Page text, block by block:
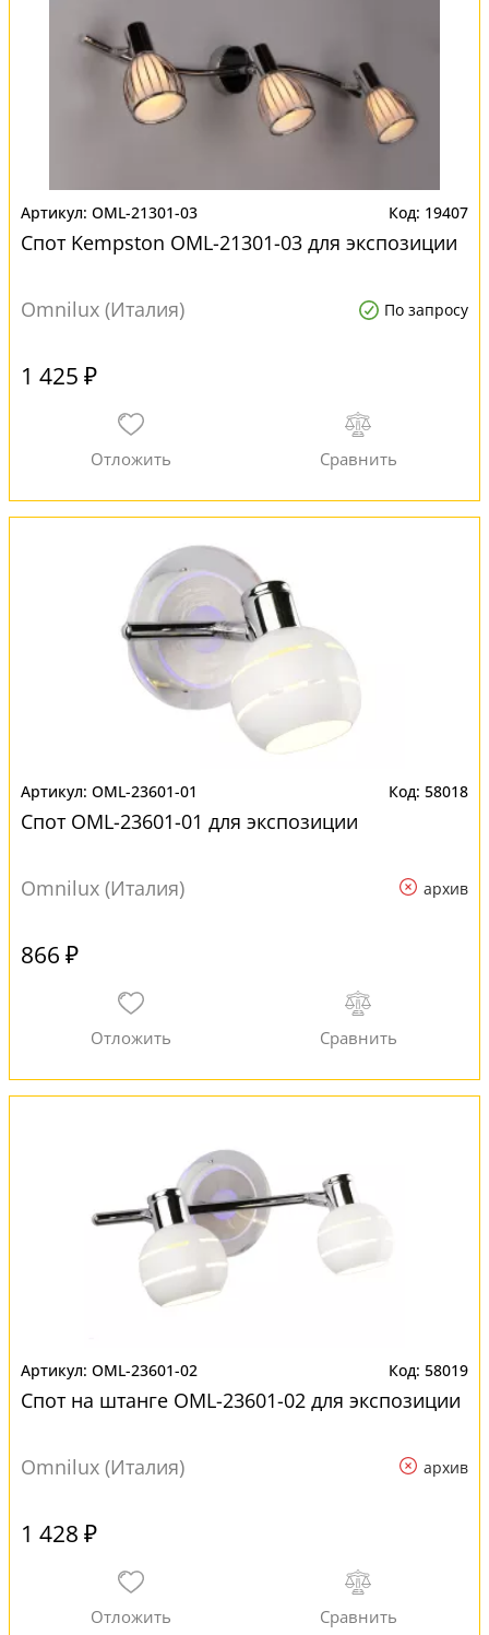
OML-21301-03 19407
Спот Kempston OML-21301-03 для экспозиции
Omnilux (Италия) По запросу
1 425 ₽
OML-23601-01 58018
Спот OML-23601-01 для экспозиции
Omnilux (Италия) архив
866 ₽
OML-23601-02 58019
Спот на штанге OML-23601-02 для экспозиции
Omnilux (Италия) архив
1 428 ₽